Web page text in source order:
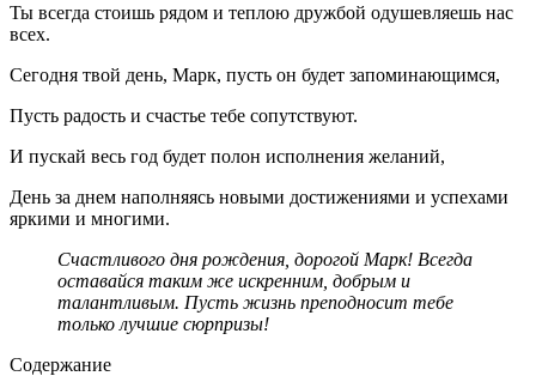
Ты всегда стоишь рядом и теплою дружбой одушевляешь нас
всех.
Сегодня твой день, Марк, пусть он будет запоминающимся,
Пусть радость и счастье тебе сопутствуют.
И пускай весь год будет полон исполнения желаний,
День за днем наполняясь новыми достижениями и успехами
яркими и многими.
Счастливого дня рождения, дорогой Марк! Всегда
оставайся таким же искренним, добрым и
талантливым. Пусть жизнь преподносит тебе
только лучшие сюрпризы!
Содержание